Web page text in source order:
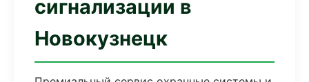
сигнализации в
Новокузнецк